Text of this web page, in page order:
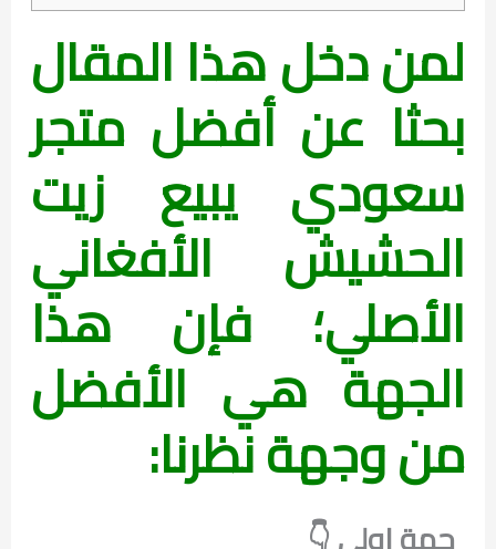
لمن دخل هذا المقال
بحثا عن أفضل متجر
سعودي يبيع زيت
الحشيش الأفغاني
الأصلي؛ فإن هذا
الجهة هي الأفضل
من وجهة نظرنا: